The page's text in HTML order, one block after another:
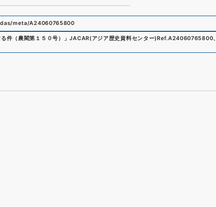
meta/A24060765800
件（農閣第１５０号） 」JACAR(アジア歴史資料センター)Ref.A24060765800、